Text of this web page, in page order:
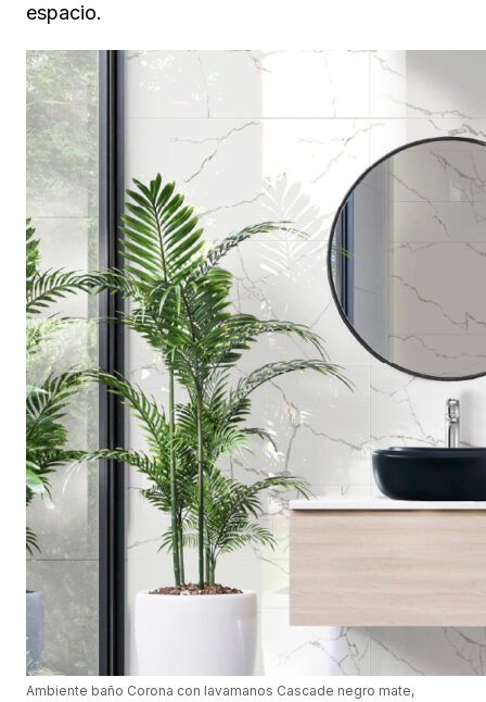
espacio.
Ambiente baño Corona con lavamanos Cascade negro mate,